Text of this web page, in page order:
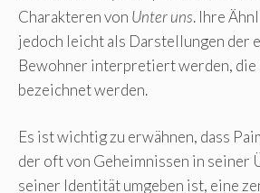
Charakteren von Unter uns. Ihre
jedoch leicht als Darstellungen der
Bewohner interpretiert werden,
bezeichnet werden.
Es ist wichtig zu erwähnen, dass
der oft von Geheimnissen in seiner
seiner Identität umgeben ist, eine